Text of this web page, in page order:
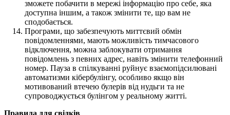
зможете побачити в мережі інформацію про себе, яка
доступна іншим, а також змінити те, що вам не
сподобається.
Програми, що забезпечують миттєвий обмін
повідомленнями, мають можливість тимчасового
відключення, можна заблокувати отримання
повідомлень з певних адрес, навіть змінити телефонний
номер. Пауза в спілкуванні руйнує взаємопідсилювані
автоматизми кібербулінгу, особливо якщо він
мотивований втечею булерів від нудьги та не
супроводжується булінгом у реальному житті.
Правила для свідків